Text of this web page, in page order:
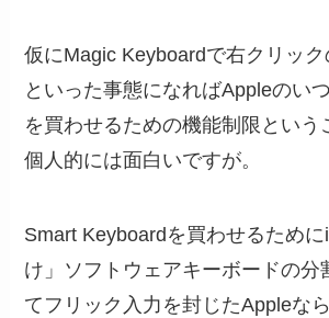
仮にMagic Keyboardで右クリッ
といった事態になればAppleのい
を買わせるための機能制限という
個人的には面白いですが。
Smart Keyboardを買わせるため
け」ソフトウェアキーボードの分
てフリック入力を封じたAppleな